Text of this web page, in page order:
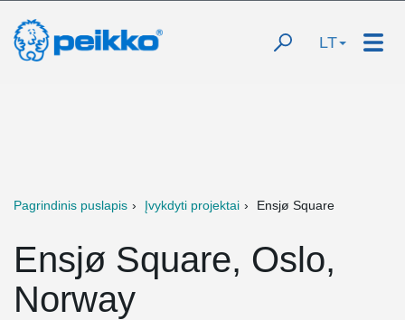
LT
Pagrindinis puslapis Įvykdyti projektai Ensjø Square
Ensjø Square, Oslo,
Norway